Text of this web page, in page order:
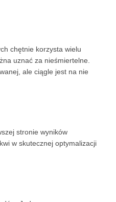
chętnie korzysta wielu
uznać za nieśmiertelne.
ale ciągle jest na nie
stronie wyników
w skutecznej optymalizacji